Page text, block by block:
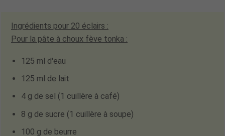
Ingrédients pour 20 éclairs :
Pour la pâte à choux fève tonka :
125 ml d'eau
125 ml de lait
4 g de sel (1 cuillère à café)
8 g de sucre (1 cuillère à soupe)
100 g de beurre